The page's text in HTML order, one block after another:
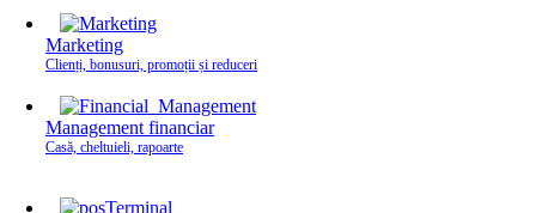
Marketing
Clienți, bonusuri, promoții și reduceri
Management financiar
Casă, cheltuieli, rapoarte